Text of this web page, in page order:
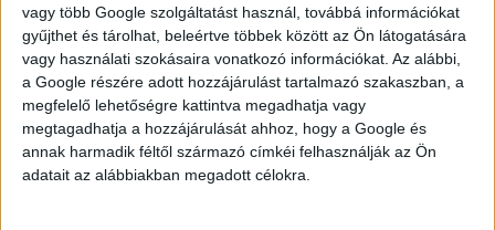
vagy több Google szolgáltatást használ, továbbá információkat
gyűjthet és tárolhat, beleértve többek között az Ön látogatására
vagy használati szokásaira vonatkozó információkat. Az alábbi,
a Google részére adott hozzájárulást tartalmazó szakaszban, a
megfelelő lehetőségre kattintva megadhatja vagy
megtagadhatja a hozzájárulását ahhoz, hogy a Google és
annak harmadik féltől származó címkéi felhasználják az Ön
adatait az alábbiakban megadott célokra.